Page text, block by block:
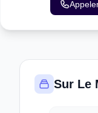
Sur Le